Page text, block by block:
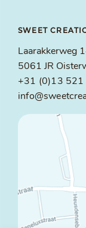
SWEET
Laarakkerweg
5061 JR
+31 (0)13 521